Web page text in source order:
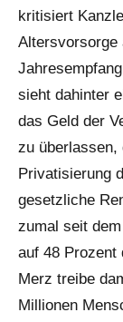
kritisiert
Altersvorsorge
sieht dahinter
das Geld der
zu überlassen,
Privatisierung
gesetzliche
zumal seit
auf 48 Prozent
Merz treibe
Millionen